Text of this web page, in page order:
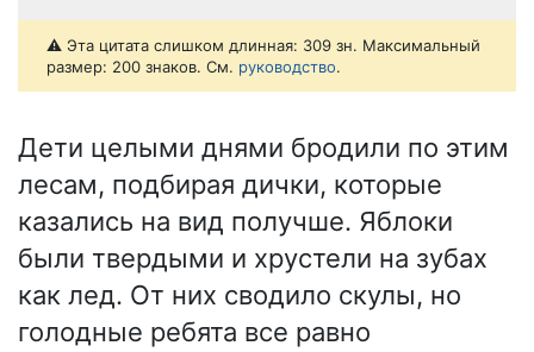
⚠️ Эта цитата слишком длинная: 309 зн. Максимальный
размер: 200 знаков. См. руководство.
Дети целыми днями бродили по этим
лесам, подбирая дички, которые
казались на вид получше. Яблоки
были твердыми и хрустели на зубах
как лед. От них сводило скулы, но
голодные ребята все равно